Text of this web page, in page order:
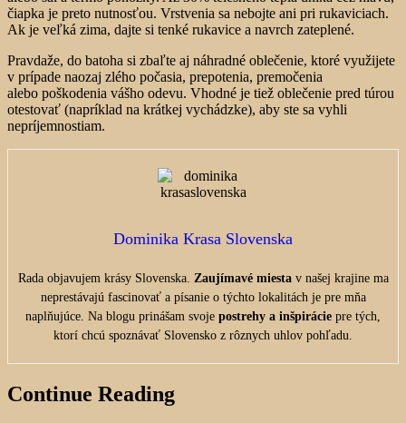
čiapka je preto nutnosťou. Vrstvenia sa nebojte ani pri rukaviciach.
Ak je veľká zima, dajte si tenké rukavice a navrch zateplené.
Pravdaže, do batoha si zbaľte aj náhradné oblečenie, ktoré využijete
v prípade naozaj zlého počasia, prepotenia, premočenia
alebo poškodenia vášho odevu. Vhodné je tiež oblečenie pred túrou
otestovať (napríklad na krátkej vychádzke), aby ste sa vyhli
nepríjemnostiam.
Dominika Krasa Slovenska
Rada objavujem krásy Slovenska. Zaujímavé miestav našej krajine ma
neprestávajú fascinovať a písanie o týchto lokalitách je pre mňa
naplňujúce. Na blogu prinášam svoje postrehy a inšpirácie pre tých,
ktorí chcú spoznávať Slovensko z rôznych uhlov pohľadu.
Continue Reading